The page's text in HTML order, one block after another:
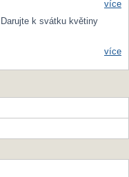
více
Darujte k svátku květiny
více